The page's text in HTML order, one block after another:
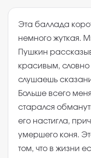
Эта баллада
немного жуткая.
Пушкин
красивым,
слушаешь
Больше всего
старался
его настигла,
умершего коня.
том, что в жизни